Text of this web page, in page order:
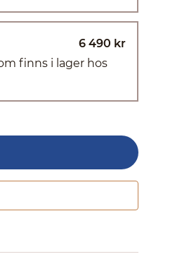
6 490 kr
finns i lager hos